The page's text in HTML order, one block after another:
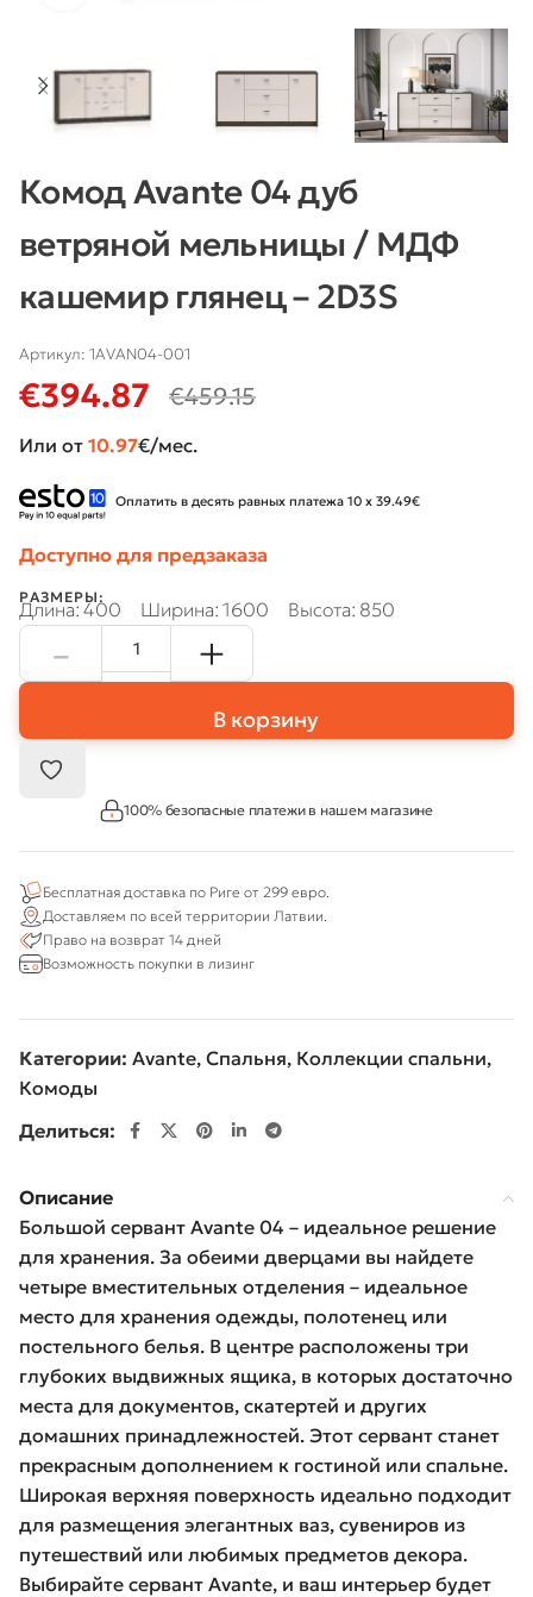
Комод Avante 04 дуб
ветряной мельницы / МДФ
кашемир глянец – 2D3S
Артикул: 1AVAN04-001
€394.87 €459.15
Или от 10.97€/мес.
Оплатить в десять равных платежа 10 x 39.49€
Доступно для предзаказа
РАЗМЕРЫ:
Длина: 400 Ширина: 1600 Высота: 850
В корзину
100% безопасные платежи в нашем магазине
Бесплатная доставка по Риге от 299 евро.
Доставляем по всей территории Латвии.
Право на возврат 14 дней
Возможность покупки в лизинг
Категории: Avante, Спальня, Коллекции спальни,
Комоды
Делиться:
Описание
Большой сервант Avante 04 – идеальное решение
для хранения. За обеими дверцами вы найдете
четыре вместительных отделения – идеальное
место для хранения одежды, полотенец или
постельного белья. В центре расположены три
глубоких выдвижных ящика, в которых достаточно
места для документов, скатертей и других
домашних принадлежностей. Этот сервант станет
прекрасным дополнением к гостиной или спальне.
Широкая верхняя поверхность идеально подходит
для размещения элегантных ваз, сувениров из
путешествий или любимых предметов декора.
Выбирайте сервант Avante, и ваш интерьер будет